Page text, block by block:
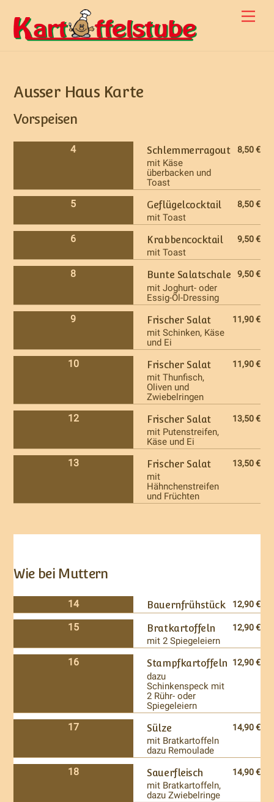
content
Ausser Haus Karte
Vorspeisen
4 Schlemmerragout
mit Käse
überbacken und
Toast
8,50 €
5 Geflügelcocktail
mit Toast
8,50 €
6 Krabbencocktail
mit Toast
9,50 €
8 Bunte Salatschale
mit Joghurt- oder
Essig-Öl-Dressing
9,50 €
9 Frischer Salat
mit Schinken, Käse
und Ei
11,90 €
10 Frischer Salat
mit Thunfisch,
Oliven und
Zwiebelringen
11,90 €
12 Frischer Salat
mit Putenstreifen,
Käse und Ei
13,50 €
13 Frischer Salat
mit
Hähnchenstreifen
und Früchten
13,50 €
Wie bei Muttern
14 Bauernfrühstück 12,90 €
15 Bratkartoffeln
mit 2 Spiegeleiern
12,90 €
16 Stampfkartoffeln
dazu
Schinkenspeck mit
2 Rühr- oder
Spiegeleiern
12,90 €
17 Sülze
mit Bratkartoffeln
dazu Remoulade
14,90 €
18 Sauerfleisch
mit Bratkartoffeln,
dazu Zwiebelringe
14,90 €